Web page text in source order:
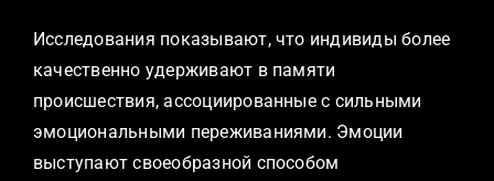
Исследования показывают, что индивиды более
качественно удерживают в памяти
происшествия, ассоциированные с сильными
эмоциональными переживаниями. Эмоции
выступают своеобразной способом